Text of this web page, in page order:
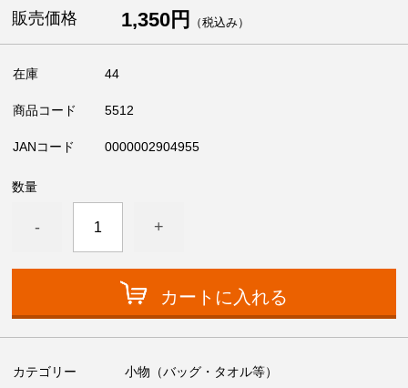
販売価格 1,350円 （税込み）
在庫 44
商品コード 5512
JANコード 0000002904955
数量
- +
カートに入れる
カテゴリー 小物（バッグ・タオル等）